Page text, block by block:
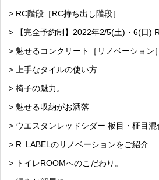
> RC階段［RC持ち出し階段］
> 【完全予約制】2022年2/5(土)・6(日)
> 魅せるコンクリート［リノベーション］
> 上手なタイルの使い方
> 椅子の魅力。
> 魅せる収納がお洒落
> ウエスタンレッドシダー 板目・柾目混
> RｰLABELのリノベーションをご紹介
> トイレROOMへのこだわり。